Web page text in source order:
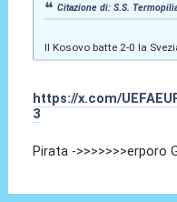
Citazione di: S.S.
Il Kosovo batte 2-0 la
https://x.com/
3
Pirata ->>>>>>>erporo